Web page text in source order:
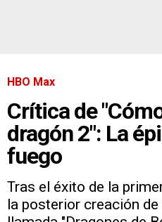
HBO Max
Crítica de
dragón 2": La
fuego
Tras el éxito de la
la posterior creación